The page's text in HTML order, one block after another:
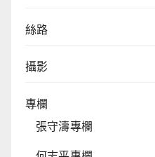
絲路
攝影
專欄
張守濤專欄